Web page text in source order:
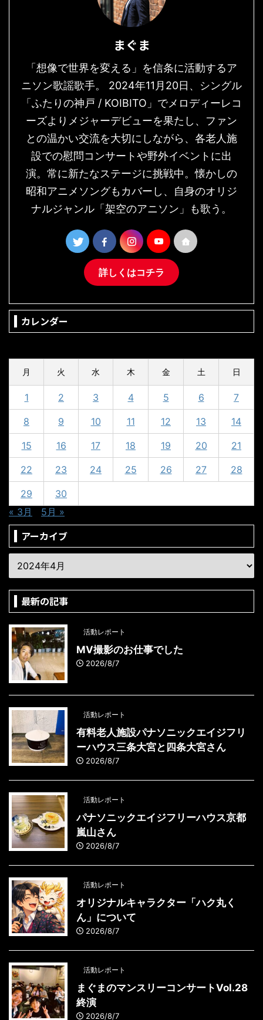
まぐま
「想像で世界を変える」を信条に活動するア
ニソン歌謡歌手。 2024年11月20日、シングル
「ふたりの神戸 / KOIBITO」でメロディーレコ
ーズよりメジャーデビューを果たし、ファン
との温かい交流を大切にしながら、各老人施
設での慰問コンサートや野外イベントに出
演。常に新たなステージに挑戦中。懐かしの
昭和アニメソングもカバーし、自身のオリジ
ナルジャンル「架空のアニソン」も歌う。
詳しくはコチラ
カレンダー
月 火 水 木 金 土 日
1 2 3 4 5 6 7
8 9 10 11 12 13 14
15 16 17 18 19 20 21
22 23 24 25 26 27 28
29
30
« 3月
5月 »
アーカイブ
最新の記事
活動レポート
MV撮影のお仕事でした
2026/8/7
活動レポート
有料老人施設パナソニックエイジフリ
ーハウス三条大宮と四条大宮さん
2026/8/7
活動レポート
パナソニックエイジフリーハウス京都
嵐山さん
2026/8/7
活動レポート
オリジナルキャラクター「ハク丸く
ん」について
2026/8/7
活動レポート
まぐまのマンスリーコンサートVol.28
終演
2026/8/7